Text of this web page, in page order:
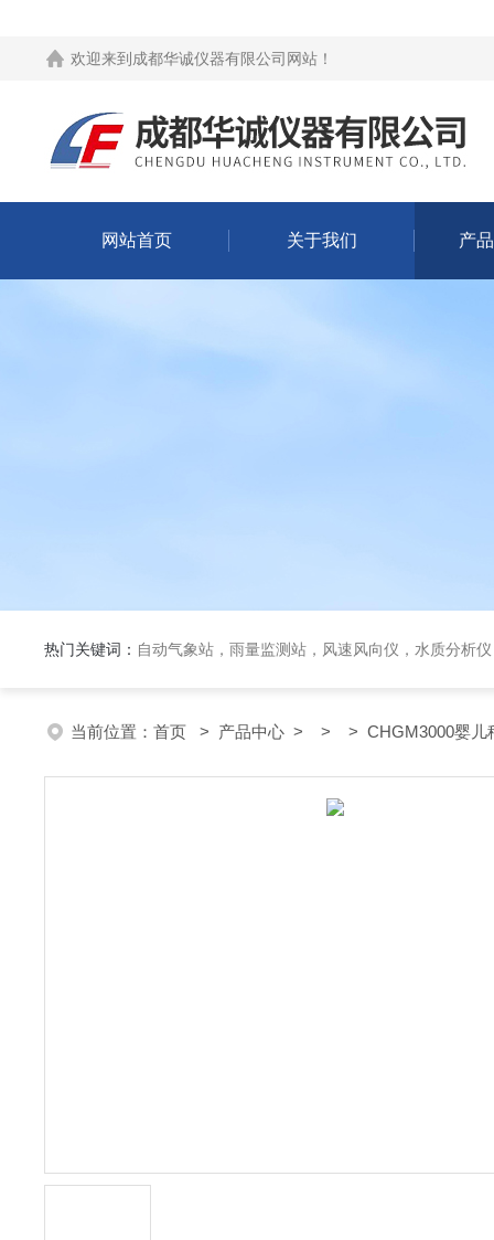
欢迎来到 成都华诚仪器有限公司网站 ！
网站首页 关于我们 产
热门关键词： 自动气象站，雨量监测站，风速风向仪，水质分析
当前位置： 首页 > 产品中心 > > > CHGM3000婴儿